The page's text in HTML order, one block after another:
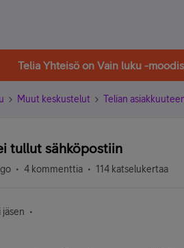
Telia Yhteisö on Vain luku -
Muut keskustelut Telian
tullut sähköpostiin
4 kommenttia 114 katselukertaa
jäsen